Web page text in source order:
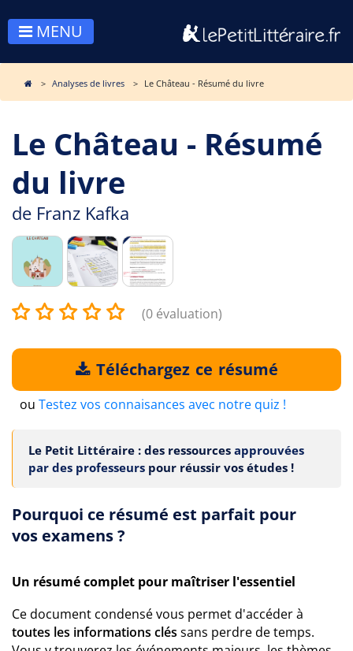
MENU
Analyses de livres Le Château - Résumé du livre
Le Château - Résumé
du livre
de Franz Kafka
(0 évaluation)
Téléchargez ce résumé
ou Testez vos connaisances avec notre quiz !
Le Petit Littéraire : des ressources approuvées
par des professeurs pour réussir vos études !
Pourquoi ce résumé est parfait pour
vos examens ?
Un résumé complet pour maîtriser l'essentiel
Ce document condensé vous permet d'accéder à
toutes les informations clés sans perdre de temps.